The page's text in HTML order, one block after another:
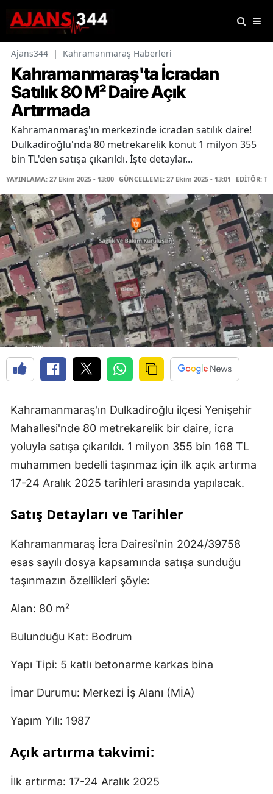
Ajans344 | Kahramanmaraş Haberleri
Kahramanmaraş'ta İcradan
Satılık 80 M² Daire Açık
Artırmada
Kahramanmaraş'ın merkezinde icradan satılık daire!
Dulkadiroğlu'nda 80 metrekarelik konut 1 milyon 355
bin TL'den satışa çıkarıldı. İşte detaylar...
YAYINLAMA: 27 Ekim 2025 - 13:00 GÜNCELLEME: 27 Ekim 2025 - 13:01 EDİTÖR:
Kahramanmaraş'ın Dulkadiroğlu ilçesi Yenişehir
Mahallesi'nde 80 metrekarelik bir daire, icra
yoluyla satışa çıkarıldı. 1 milyon 355 bin 168 TL
muhammen bedelli taşınmaz için ilk açık artırma
17-24 Aralık 2025 tarihleri arasında yapılacak.
Satış Detayları ve Tarihler
Kahramanmaraş İcra Dairesi'nin 2024/39758
esas sayılı dosya kapsamında satışa sunduğu
taşınmazın özellikleri şöyle:
Alan: 80 m²
Bulunduğu Kat: Bodrum
Yapı Tipi: 5 katlı betonarme karkas bina
İmar Durumu: Merkezi İş Alanı (MİA)
Yapım Yılı: 1987
Açık artırma takvimi:
İlk artırma: 17-24 Aralık 2025